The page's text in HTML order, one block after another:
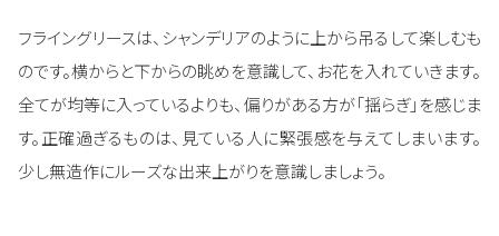
フライングリースは、シャンデリアのように上から吊るして楽しむも
のです。横からと下からの眺めを意識して、お花を入れていきます。
全てが均等に入っているよりも、偏りがある方が「揺らぎ」を感じま
す。正確過ぎるものは、見ている人に緊張感を与えてしまいます。
少し無造作にルーズな出来上がりを意識しましょう。